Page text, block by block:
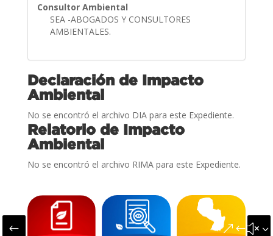
Consultor Ambiental
SEA -ABOGADOS Y CONSULTORES
AMBIENTALES.
Declaración de Impacto
Ambiental
No se encontró el archivo DIA para este Expediente.
Relatorio de Impacto
Ambiental
No se encontró el archivo RIMA para este Expediente.
#